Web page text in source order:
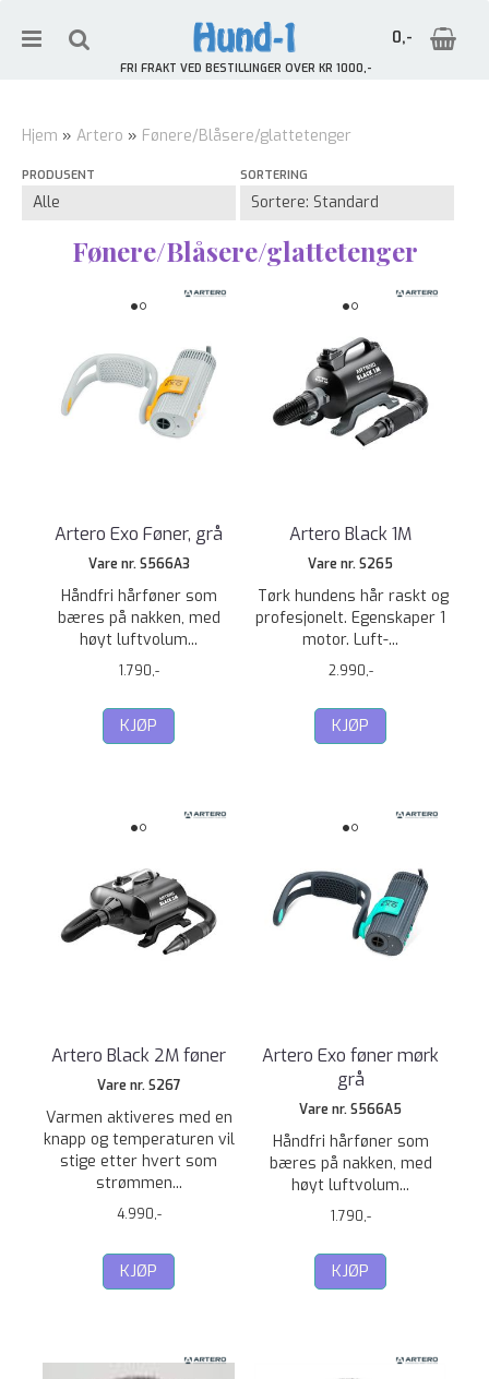
0,-
FRI FRAKT VED BESTILLINGER OVER KR 1000,-
Hjem » Artero » Fønere/Blåsere/glattetenger
PRODUSENT SORTERING
Fønere/Blåsere/glattetenger
Artero Exo Føner, grå
Vare nr. S566A3
Håndfri hårføner som
bæres på nakken, med
høyt luftvolum...
1.790,-
KJØP
Artero Black 1M
Vare nr. S265
Tørk hundens hår raskt og
profesjonelt. Egenskaper 1
motor. Luft-...
2.990,-
KJØP
Artero Black 2M føner
Vare nr. S267
Varmen aktiveres med en
knapp og temperaturen vil
stige etter hvert som
strømmen...
4.990,-
KJØP
Artero Exo føner mørk
grå
Vare nr. S566A5
Håndfri hårføner som
bæres på nakken, med
høyt luftvolum...
1.790,-
KJØP